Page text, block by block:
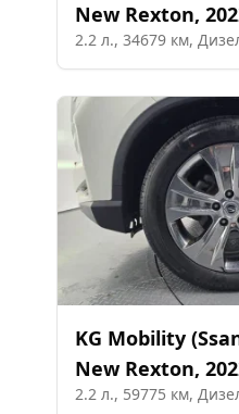
New Rexton,
2.2 л., 34679 км,
KG Mobility
New Rexton,
2.2 л., 59775 км,